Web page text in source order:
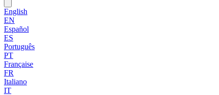
English
EN
Español
ES
Português
PT
Française
FR
Italiano
IT